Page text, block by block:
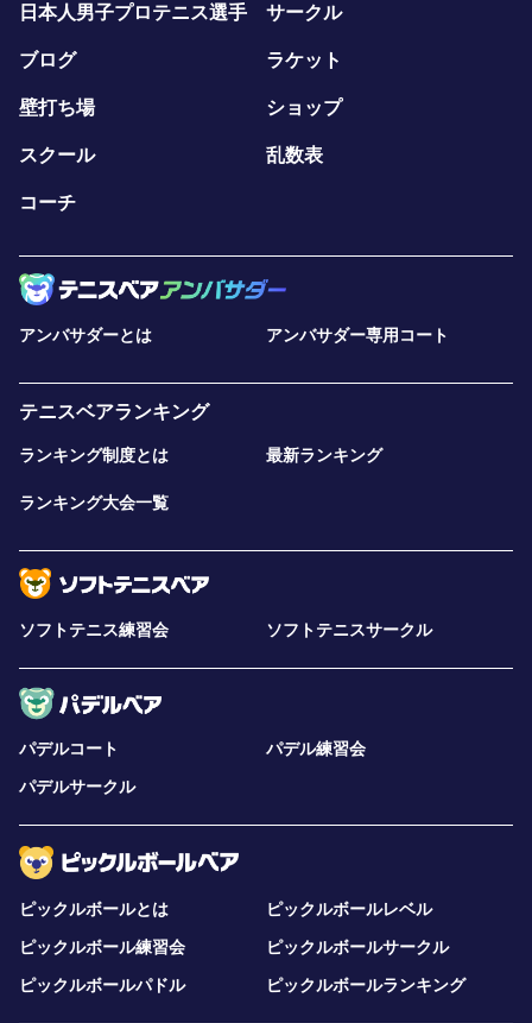
日本人男子プロテニス選手 サークル
ブログ ラケット
壁打ち場 ショップ
スクール 乱数表
コーチ
アンバサダーとは アンバサダー専用コート
テニスベアランキング
ランキング制度とは 最新ランキング
ランキング大会一覧
ソフトテニス練習会 ソフトテニスサークル
パデルコート
パデル練習会
パデルサークル
ピックルボールとは
ピックルボールレベル
ピックルボール練習会
ピックルボールサークル
ピックルボールパドル
ピックルボールランキング